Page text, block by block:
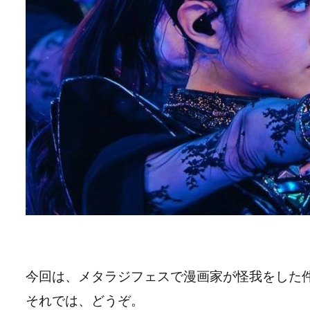
今回は、メタラジフェスで漫画家が怪我をした
それでは、どうぞ。